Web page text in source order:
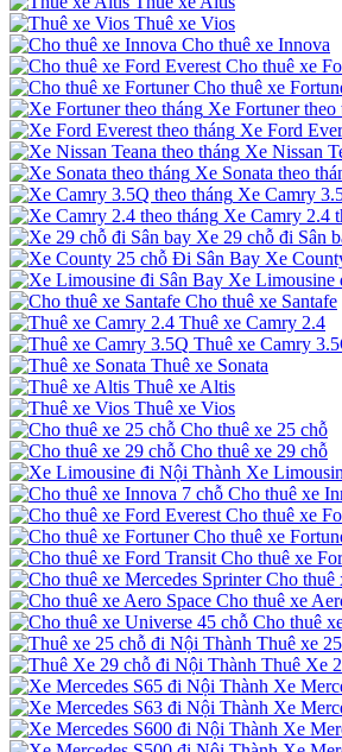
Thuê xe Vios
Cho thuê xe Innova
Cho thuê xe
Cho thuê xe
Xe Fortuner theo
Xe Ford
Xe Nissan
Xe Sonata theo
Xe Camry
Xe Camry 2.4
Xe 29 chỗ đi Sân
Xe
Xe Limousine
Cho thuê xe Santafe
Thuê xe Camry 2.4
Thuê xe Camry
Thuê xe Sonata
Thuê xe Altis
Thuê xe Vios
Cho thuê xe 25 chỗ
Cho thuê xe 29 chỗ
Xe
Cho thuê xe
Cho thuê xe
Cho thuê xe
Cho thuê xe
Cho thuê
Cho thuê xe
Cho thuê
Thuê xe
Thuê Xe
Xe
Xe
Xe